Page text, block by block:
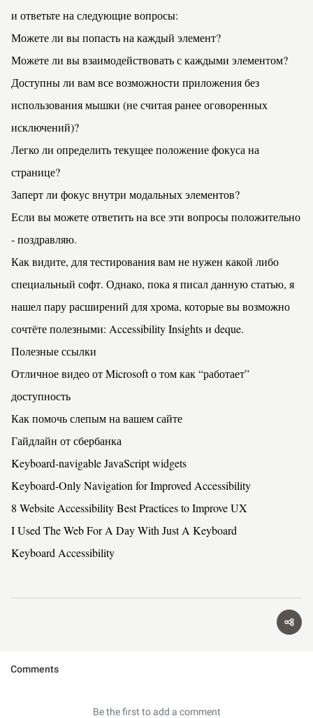
и ответьте на следующие вопросы:
Можете ли вы попасть на каждый элемент?
Можете ли вы взаимодействовать с каждыми элементом?
Доступны ли вам все возможности приложения без
использования мышки (не считая ранее оговоренных
исключений)?
Легко ли определить текущее положение фокуса на
странице?
Заперт ли фокус внутри модальных элементов?
Если вы можете ответить на все эти вопросы положительно
- поздравляю.
Как видите, для тестирования вам не нужен какой либо
специальный софт. Однако, пока я писал данную статью, я
нашел пару расширений для хрома, которые вы возможно
сочтёте полезными: Accessibility Insightsи deque.
Полезные ссылки
Отличное видео от Microsoft о том как “работает”
доступность
Как помочь слепым на вашем сайте
Гайдлайн от сбербанка
Keyboard-navigable JavaScript widgets
Keyboard-Only Navigation for Improved Accessibility
8 Website Accessibility Best Practices to Improve UX
I Used The Web For A Day With Just A Keyboard
Keyboard Accessibility
Share